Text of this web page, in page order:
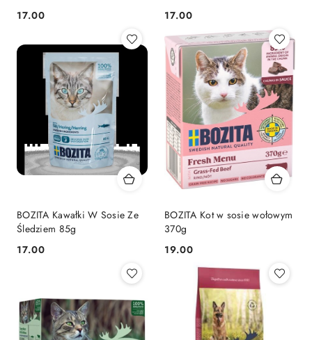
Cena:
17.00 Cena:
17.00
BOZITA Kawałki W Sosie Ze
Śledziem 85g
Cena:
17.00
BOZITA Kot w sosie wołowym
370g
Cena:
19.00